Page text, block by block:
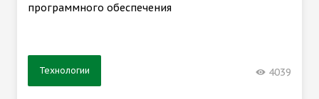
программного обеспечения
Технологии 4039